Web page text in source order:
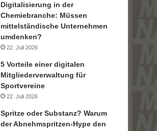
Digitalisierung in der
Chemiebranche: Müssen
mittelständische Unternehmen
umdenken?
22. Juli 2026
5 Vorteile einer digitalen
Mitgliederverwaltung für
Sportvereine
22. Juli 2026
Spritze oder Substanz? Warum
der Abnehmspritzen-Hype den